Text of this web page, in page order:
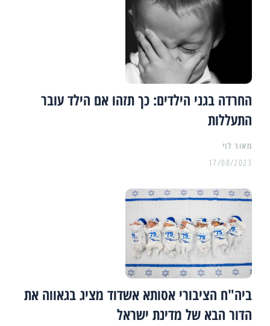
החרדה בגני הילדים: כך תזהו אם הילד עובר
התעללות
מאור לוי
17/08/2023
ביה"ח הציבורי אסותא אשדוד מציג בגאווה את
הדור הבא של מדינת ישראל